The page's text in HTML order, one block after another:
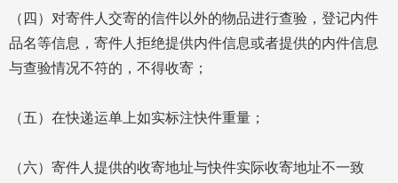
（四）对寄件人交寄的信件以外的物品进行查验，登记内件
品名等信息，寄件人拒绝提供内件信息或者提供的内件信息
与查验情况不符的，不得收寄；
（五）在快递运单上如实标注快件重量；
（六）寄件人提供的收寄地址与快件实际收寄地址不一致